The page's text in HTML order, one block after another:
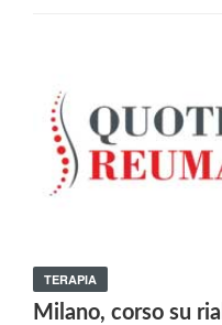
TERAPIA
Milano, corso su